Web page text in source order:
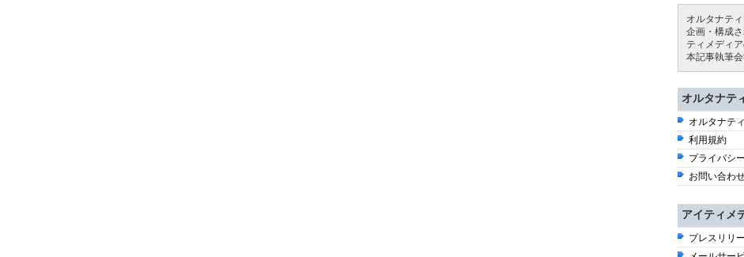
オルタナテ
企画・構成
ティメディ
本記事執筆会
オルタナテ
オルタナテ
利用規約
プライバシ
お問い合わ
アイティメ
プレスリリ